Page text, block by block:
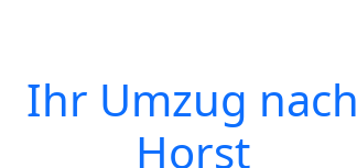
Ihr Umzug nach
Horst